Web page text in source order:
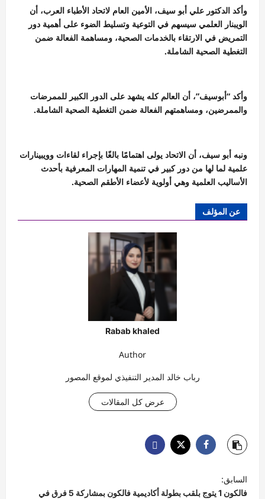
وأكد الدكتور علي أبو سيف، الأمين العام لاتحاد الأطباء العرب، أن
الويبنار العلمي سيسهم في التوعية وتسليط الضوء على أهمية دور
التمريض في الارتقاء بالخدمات الصحية، ومساهمة الفعالة ضمن
التغطية الصحية الشاملة.
وأكد “أبوسيف”، أن العالم كله يشهد على الدور الكبير للممرضات
والممرضين، ومساهمتهم الفعالة ضمن التغطية الصحية الشاملة.
ونبه أبو سيف، أن الاتحاد يولى اهتمامًا بالغًا بإجراء لقاءات وويبينارات
علمية لما لها من دور كبير في تنمية المهارات المعرفية بأحدث
الأساليب العلمية وهي أولوية لأعضاء الأطقم الصحية.
عن المؤلف
Rabab khaled
Author
رباب خالد المدير التنفيذي لموقع المصور
عرض كل المقالات
ت
ص
السابق:
فالكون 1 يتوج بلقب بطولة أكاديمية فالكون بمشاركة 5 فرق في